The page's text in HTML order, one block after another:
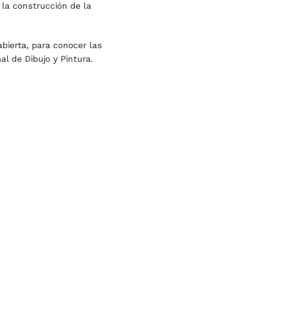
construcción de la
para conocer las
de Dibujo y Pintura.